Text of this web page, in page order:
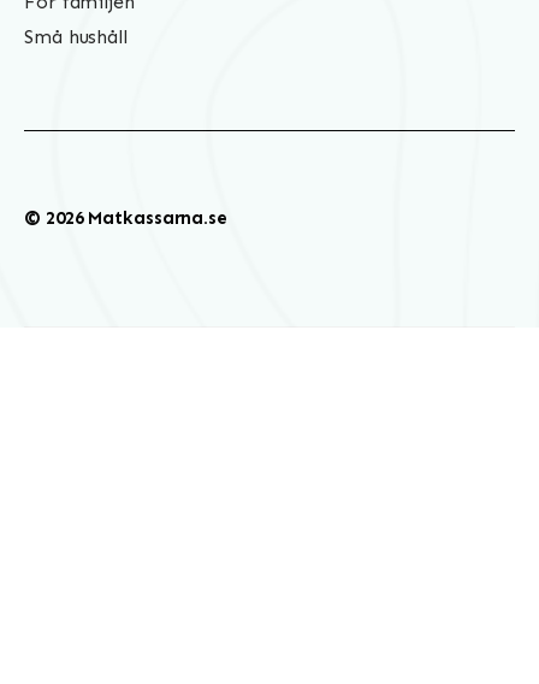
Små hushåll
© 2026 Matkassarna.se